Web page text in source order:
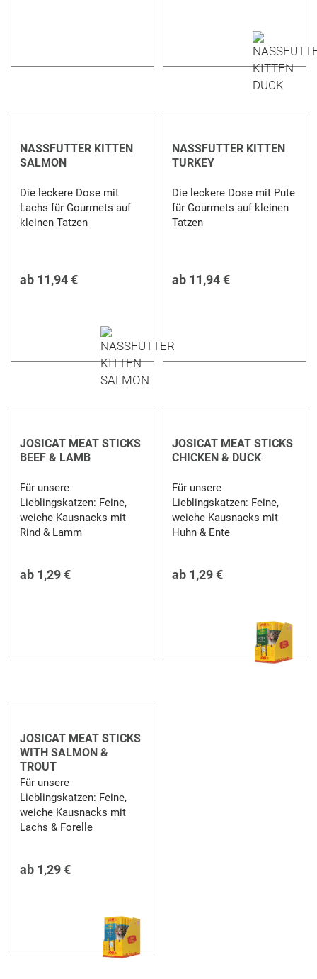
NASSFUTTER KITTEN
SALMON
Die leckere Dose mit
Lachs für Gourmets auf
kleinen Tatzen
ab 11,94 €
NASSFUTTER KITTEN
TURKEY
Die leckere Dose mit Pute
für Gourmets auf kleinen
Tatzen
ab 11,94 €
JOSICAT MEAT STICKS
BEEF & LAMB
Für unsere
Lieblingskatzen: Feine,
weiche Kausnacks mit
Rind & Lamm
ab 1,29 €
JOSICAT MEAT STICKS
CHICKEN & DUCK
Für unsere
Lieblingskatzen: Feine,
weiche Kausnacks mit
Huhn & Ente
ab 1,29 €
JOSICAT MEAT STICKS
WITH SALMON &
TROUT
Für unsere
Lieblingskatzen: Feine,
weiche Kausnacks mit
Lachs & Forelle
ab 1,29 €